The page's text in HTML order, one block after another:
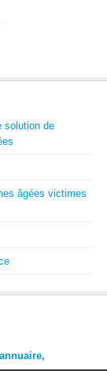
solution de
âgées victimes